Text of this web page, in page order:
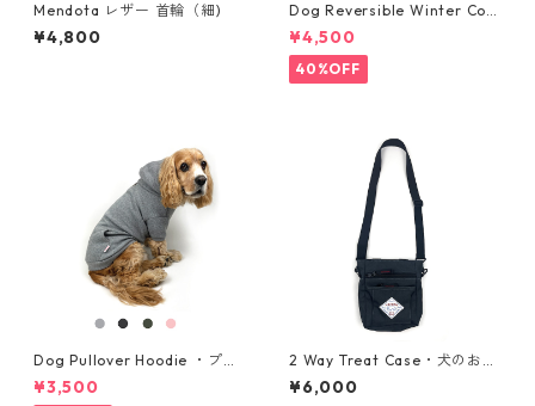
Mendota レザー 首輪（細)
¥4,800
Dog Reversible Winter Coa
t・リバーシブルウィンターコ
ート ・大型犬用・サイズ 2XL,
3XL
¥4,500
40%OFF
Dog Pullover Hoodie ・プル
オーバーパーカー ・中型犬
用・サイズ L, L-L, XL
¥3,500
2 Way Treat Case・犬のおや
つケース + マナー袋ケース・
ブラック
¥6,000